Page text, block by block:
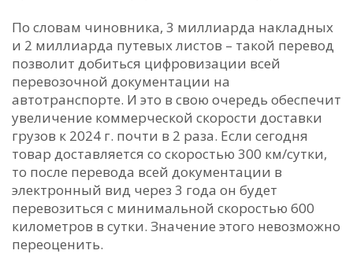
По словам чиновника, 3 миллиарда накладных
и 2 миллиарда путевых листов – такой перевод
позволит добиться цифровизации всей
перевозочной документации на
автотранспорте. И это в свою очередь обеспечит
увеличение коммерческой скорости доставки
грузов к 2024 г. почти в 2 раза. Если сегодня
товар доставляется со скоростью 300 км/сутки,
то после перевода всей документации в
электронный вид через 3 года он будет
перевозиться с минимальной скоростью 600
километров в сутки. Значение этого невозможно
переоценить.